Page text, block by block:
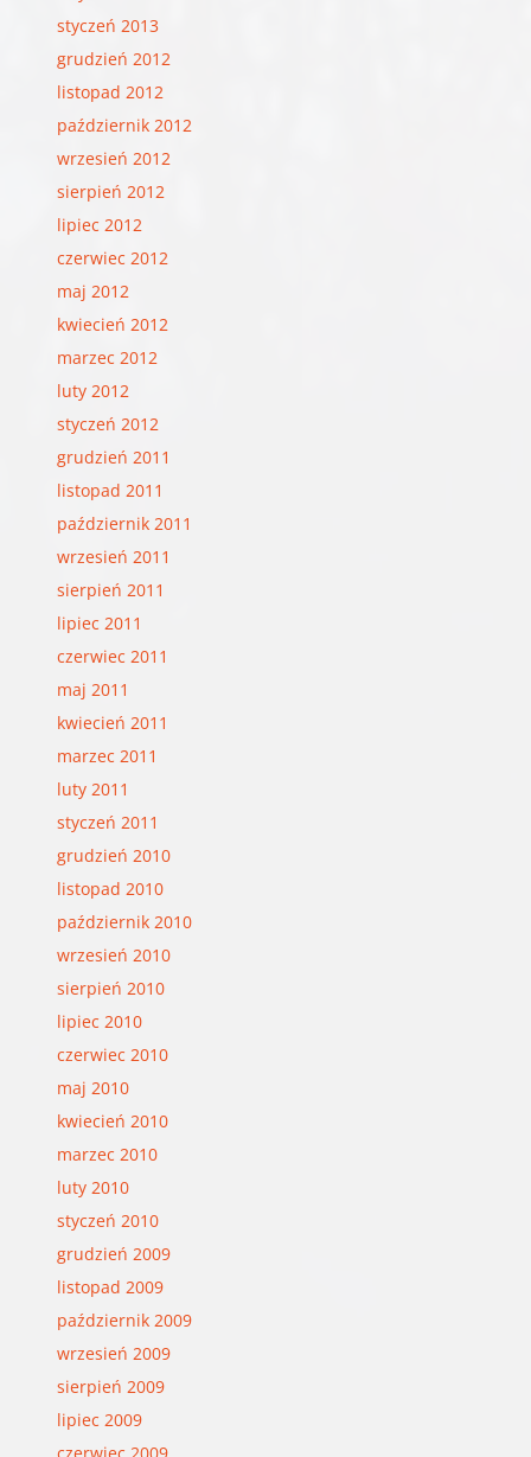
styczeń 2013
grudzień 2012
listopad 2012
październik 2012
wrzesień 2012
sierpień 2012
lipiec 2012
czerwiec 2012
maj 2012
kwiecień 2012
marzec 2012
luty 2012
styczeń 2012
grudzień 2011
listopad 2011
październik 2011
wrzesień 2011
sierpień 2011
lipiec 2011
czerwiec 2011
maj 2011
kwiecień 2011
marzec 2011
luty 2011
styczeń 2011
grudzień 2010
listopad 2010
październik 2010
wrzesień 2010
sierpień 2010
lipiec 2010
czerwiec 2010
maj 2010
kwiecień 2010
marzec 2010
luty 2010
styczeń 2010
grudzień 2009
listopad 2009
październik 2009
wrzesień 2009
sierpień 2009
lipiec 2009